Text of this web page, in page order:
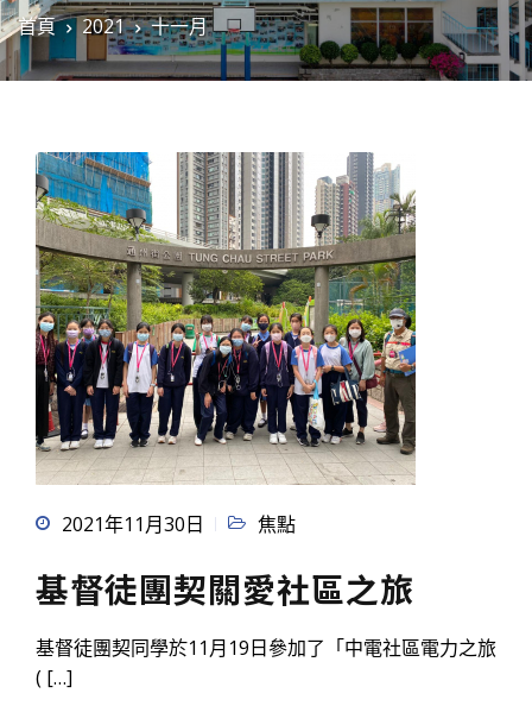
首頁 2021 十一月
2021年11月30日 焦點
基督徒團契關愛社區之旅
基督徒團契同學於11月19日參加了「中電社區電力之旅
( […]